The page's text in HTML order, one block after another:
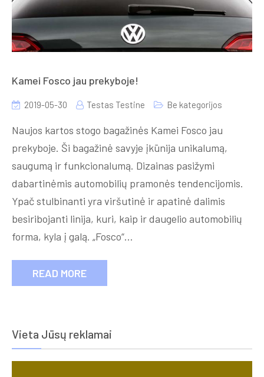
Kamei Fosco jau prekyboje!
2019-05-30 Testas Testine Be kategorijos
Naujos kartos stogo bagažinės Kamei Fosco jau
prekyboje. Ši bagažinė savyje įkūnija unikalumą,
saugumą ir funkcionalumą. Dizainas pasižymi
dabartinėmis automobilių pramonės tendencijomis.
Ypač stulbinanti yra viršutinė ir apatinė dalimis
besiribojanti linija, kuri, kaip ir daugelio automobilių
forma, kyla į galą. „Fosco“…
READ MORE
Vieta Jūsų reklamai